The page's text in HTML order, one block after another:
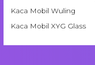
Kaca Mobil Wuling
Kaca Mobil XYG Glass